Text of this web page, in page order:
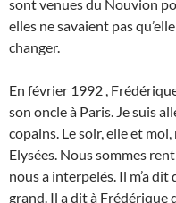
sont venues du Nouvion
elles ne savaient pas
changer.
En février 1992 ,
son oncle à Paris. Je suis
copains. Le soir, elle et
Elysées. Nous sommes
nous a interpelés. Il m’a
grand. Il a dit à Frédérique